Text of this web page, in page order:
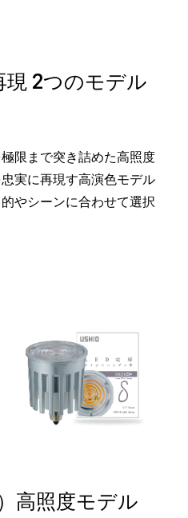
現 2つのモデル
限まで突き詰めた高照度
実に再現す高演色モデル
やシーンに合わせて選択
高照度モデル